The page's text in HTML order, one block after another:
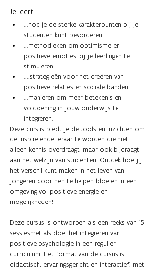
Je leert...
...hoe je de sterke karakterpunten bij je
studenten kunt bevorderen.
...methodieken om optimisme en
positieve emoties bij je leerlingen te
stimuleren.
....strategieën voor het creëren van
positieve relaties en sociale banden.
...manieren om meer betekenis en
voldoening in jouw onderwijs te
integreren.
Deze cursus biedt je de tools en inzichten om
de inspirerende leraar te worden die niet
alleen kennis overdraagt, maar ook bijdraagt
aan het welzijn van studenten. Ontdek hoe jij
het verschil kunt maken in het leven van
jongeren door hen te helpen bloeien in een
omgeving vol positieve energie en
mogelijkheden!
Deze cursus is ontworpen als een reeks van 15
sessiesmet als doel het integreren van
positieve psychologie in een regulier
curriculum. Het format van de cursus is
didactisch, ervaringsgericht en interactief, met